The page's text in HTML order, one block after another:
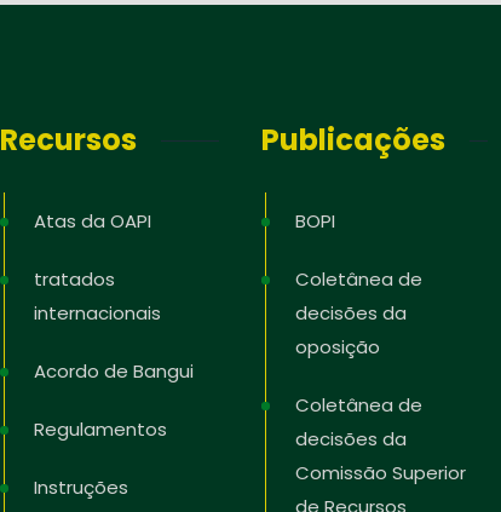
Recursos
Atas da OAPI
tratados
internacionais
Acordo de Bangui
Regulamentos
Instruções
Publicações
BOPI
Coletânea de
decisões da
oposição
Coletânea de
decisões da
Comissão Superior
de Recursos